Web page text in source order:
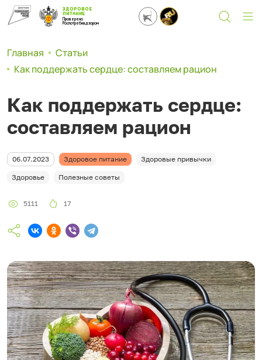
ЗДОРОВОЕ
ПИТАНИЕ
Проверено
Роспотребнадзором
Главная
Статьи
Как поддержать сердце: составляем рацион
Как поддержать сердце:
составляем рацион
06.07.2023 Здоровое питание Здоровые привычки
Здоровье Полезные советы
5111 17